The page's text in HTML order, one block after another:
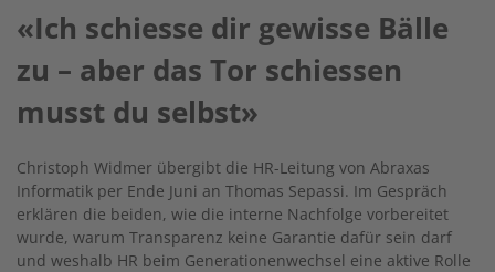
«Ich schiesse dir gewisse Bälle
zu – aber das Tor schiessen
musst du selbst»
Christoph Widmer übergibt die HR-Leitung von Abraxas
Informatik per Ende Juni an Thomas Sepassi. Im Gespräch
erklären die beiden, wie die interne Nachfolge vorbereitet
wurde, warum Transparenz keine Garantie dafür sein darf
und weshalb HR beim Generationenwechsel eine aktive Rolle